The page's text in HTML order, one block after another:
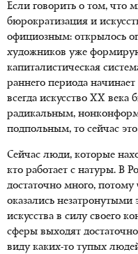
Если говорить о том, что
бюрократизация и
официозным: открылось
художников уже
капиталистическая
раннего периода
всегда искусство XX
радикальным,
подпольным, то сейчас
Сейчас люди, которые
кто работает с натуры. В
достаточно много,
оказались незатронутыми
искусства в силу своего
сферы выходят
виду каких-то тупых